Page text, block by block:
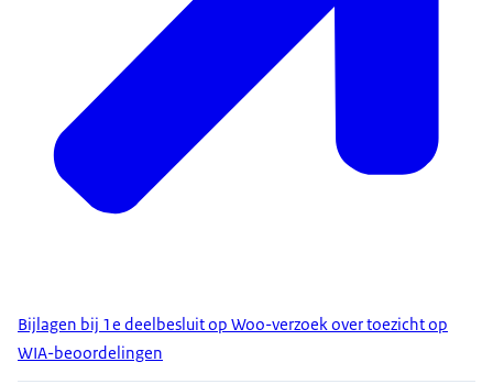
Bijlagen bij 1e deelbesluit op Woo-verzoek over toezicht op
WIA-beoordelingen